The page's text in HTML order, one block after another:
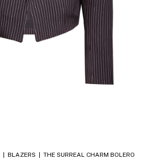
BLAZERS THE SURREAL CHARM BOLERO